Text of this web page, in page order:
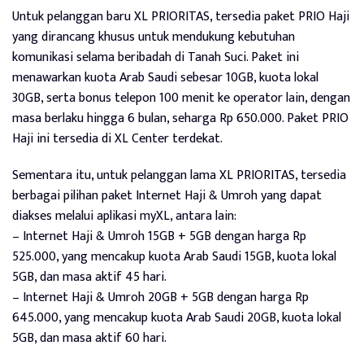
Untuk pelanggan baru XL PRIORITAS, tersedia paket PRIO Haji
yang dirancang khusus untuk mendukung kebutuhan
komunikasi selama beribadah di Tanah Suci. Paket ini
menawarkan kuota Arab Saudi sebesar 10GB, kuota lokal
30GB, serta bonus telepon 100 menit ke operator lain, dengan
masa berlaku hingga 6 bulan, seharga Rp 650.000. Paket PRIO
Haji ini tersedia di XL Center terdekat.
Sementara itu, untuk pelanggan lama XL PRIORITAS, tersedia
berbagai pilihan paket Internet Haji & Umroh yang dapat
diakses melalui aplikasi myXL, antara lain:
– Internet Haji & Umroh 15GB + 5GB dengan harga Rp
525.000, yang mencakup kuota Arab Saudi 15GB, kuota lokal
5GB, dan masa aktif 45 hari.
– Internet Haji & Umroh 20GB + 5GB dengan harga Rp
645.000, yang mencakup kuota Arab Saudi 20GB, kuota lokal
5GB, dan masa aktif 60 hari.